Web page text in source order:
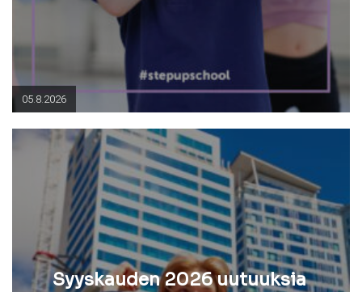
05.8.2026
Syyskauden 2026 uutuuksia